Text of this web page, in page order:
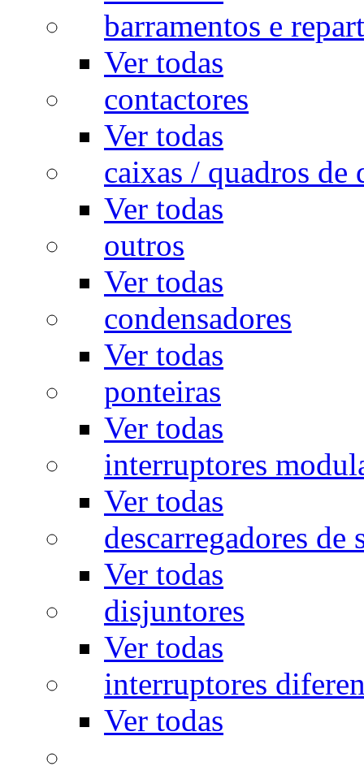
barramentos e
Ver todas
contactores
Ver todas
caixas / quadros de
Ver todas
outros
Ver todas
condensadores
Ver todas
ponteiras
Ver todas
interruptores
Ver todas
descarregadores de
Ver todas
disjuntores
Ver todas
interruptores
Ver todas